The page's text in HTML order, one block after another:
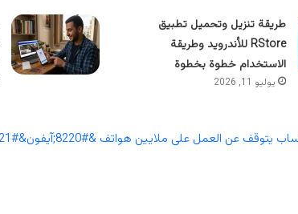
طريقة تنزيل وتحميل تطبيق
RStore للأندرويد وطريقة
الاستخدام خطوة بخطوة
يوليو 11, 2026
يتوقف عن العمل على ملايين هواتف &#8220;آيفون&#8221;